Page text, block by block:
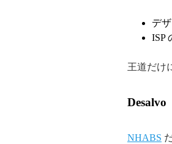
デ
ISP
王道だけ
Desalvo
NHABS